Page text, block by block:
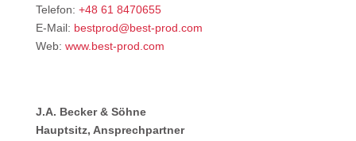
Telefon: +48 61 8470655
E-Mail: bestprod@best-prod.com
Web: www.best-prod.com
J.A. Becker & Söhne
Hauptsitz, Ansprechpartner